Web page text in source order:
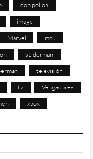
don pollon
image
Marvel mcu
spiderman
televisión
tv Vengadores
xbox